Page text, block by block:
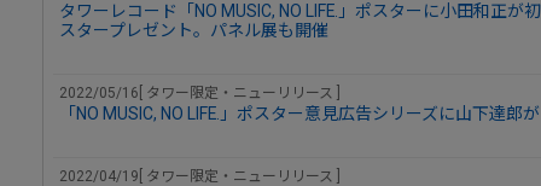
タワーレコード「NO MUSIC, NO LIFE.」ポスターに小田和正
スタープレゼント。パネル展も開催
2022/05/16[ タワー限定・ニューリリース ]
「NO MUSIC, NO LIFE.」ポスター意見広告シリーズに山下達郎
2022/04/19[ タワー限定・ニューリリース ]